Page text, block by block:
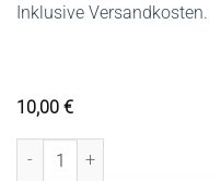
Inklusive Versandkosten.
10,00 €
Mustermappe Digitaldruck